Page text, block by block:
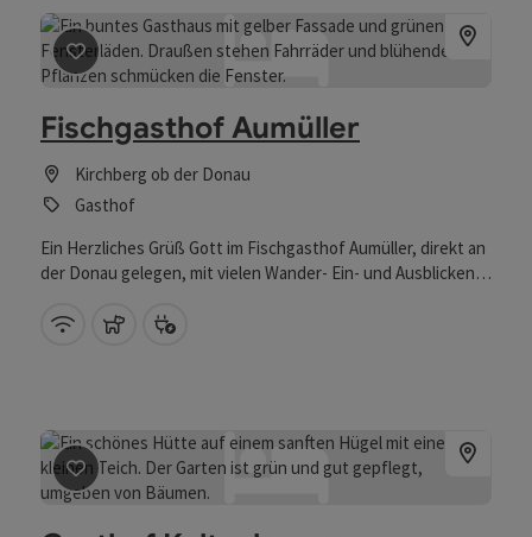
Beitrag merken: Fischgasthof Aumüller
Fischgasthof Aumüller
Kirchberg ob der Donau
Gasthof
Ein Herzliches Grüß Gott im Fischgasthof Aumüller, direkt an
der Donau gelegen, mit vielen Wander- Ein- und Ausblicken
Wanderurlaub.
W-Lan (kostenlos)
Haustiere erlaubt
Beitrag merken: Gasthof Kaltenbrunn